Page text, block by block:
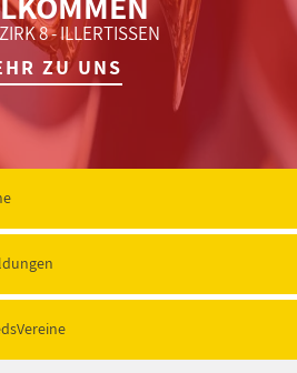
8 - ILLERTISSEN
ZU UNS